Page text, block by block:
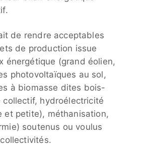
de rendre acceptables
de production issue
énergétique (grand éolien,
photovoltaïques au sol,
à biomasse dites bois-
collectif, hydroélectricité
et petite), méthanisation,
soutenus ou voulus